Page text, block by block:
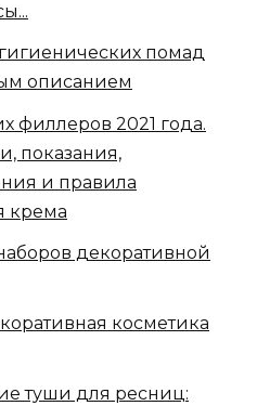
помад
описанием
филлеров 2021 года.
показания,
и правила
крема
декоративной
косметика
туши для ресниц: